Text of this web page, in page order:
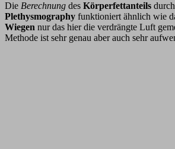
Die Berechnung des Körperfettanteils durch
Plethysmography funktioniert ähnlich wie
Wiegen nur das hier die verdrängte Luft
Methode ist sehr genau aber auch sehr